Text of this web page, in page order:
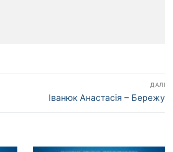
ДАЛІ
Наступний
Іванюк Анастасія – Бережу